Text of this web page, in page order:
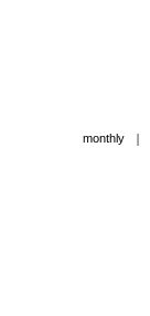
monthly |